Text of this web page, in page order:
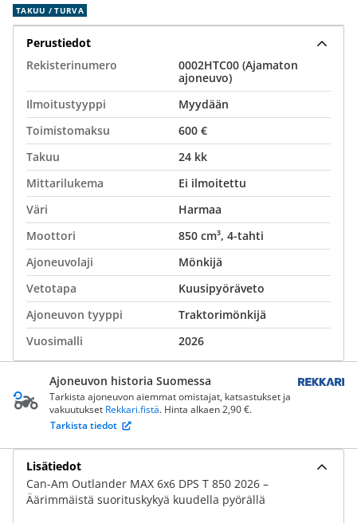
TAKUU / TURVA
Perustiedot
Rekisterinumero
0002HTC00 (Ajamaton
ajoneuvo)
Ilmoitustyyppi
Myydään
Toimistomaksu
600 €
Takuu
24 kk
Mittarilukema
Ei ilmoitettu
Väri
Harmaa
Moottori
850 cm³, 4-tahti
Ajoneuvolaji
Mönkijä
Vetotapa
Kuusipyöräveto
Ajoneuvon tyyppi
Traktorimönkijä
Vuosimalli
2026
Ajoneuvon historia Suomessa
Tarkista ajoneuvon aiemmat omistajat, katsastukset ja
vakuutukset Rekkari.fistä. Hinta alkaen 2,90 €.
Tarkista tiedot
Lisätiedot
Can-Am Outlander MAX 6x6 DPS T 850 2026 –
Äärimmäistä suorituskykyä kuudella pyörällä